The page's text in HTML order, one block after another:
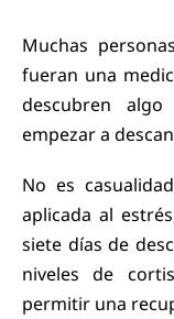
Muchas
fueran una
descubren
empezar a
No es
aplicada al
siete días de
niveles de
permitir una